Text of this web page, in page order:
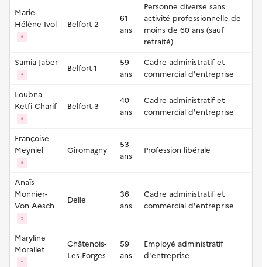
Marie-
Hélène Ivol
♀
Belfort-2
61
ans
Personne diverse sans
activité professionnelle de
moins de 60 ans (sauf
retraité)
Samia Jaber
♀
Belfort-1
59
ans
Cadre administratif et
commercial d'entreprise
Loubna
Ketfi-Charif
♀
Belfort-3
40
ans
Cadre administratif et
commercial d'entreprise
Françoise
Meyniel
♀
Giromagny
53
ans
Profession libérale
Anaïs
Monnier-
Von Aesch
♀
Delle
36
ans
Cadre administratif et
commercial d'entreprise
Maryline
Morallet
♀
Châtenois-
Les-Forges
59
ans
Employé administratif
d'entreprise